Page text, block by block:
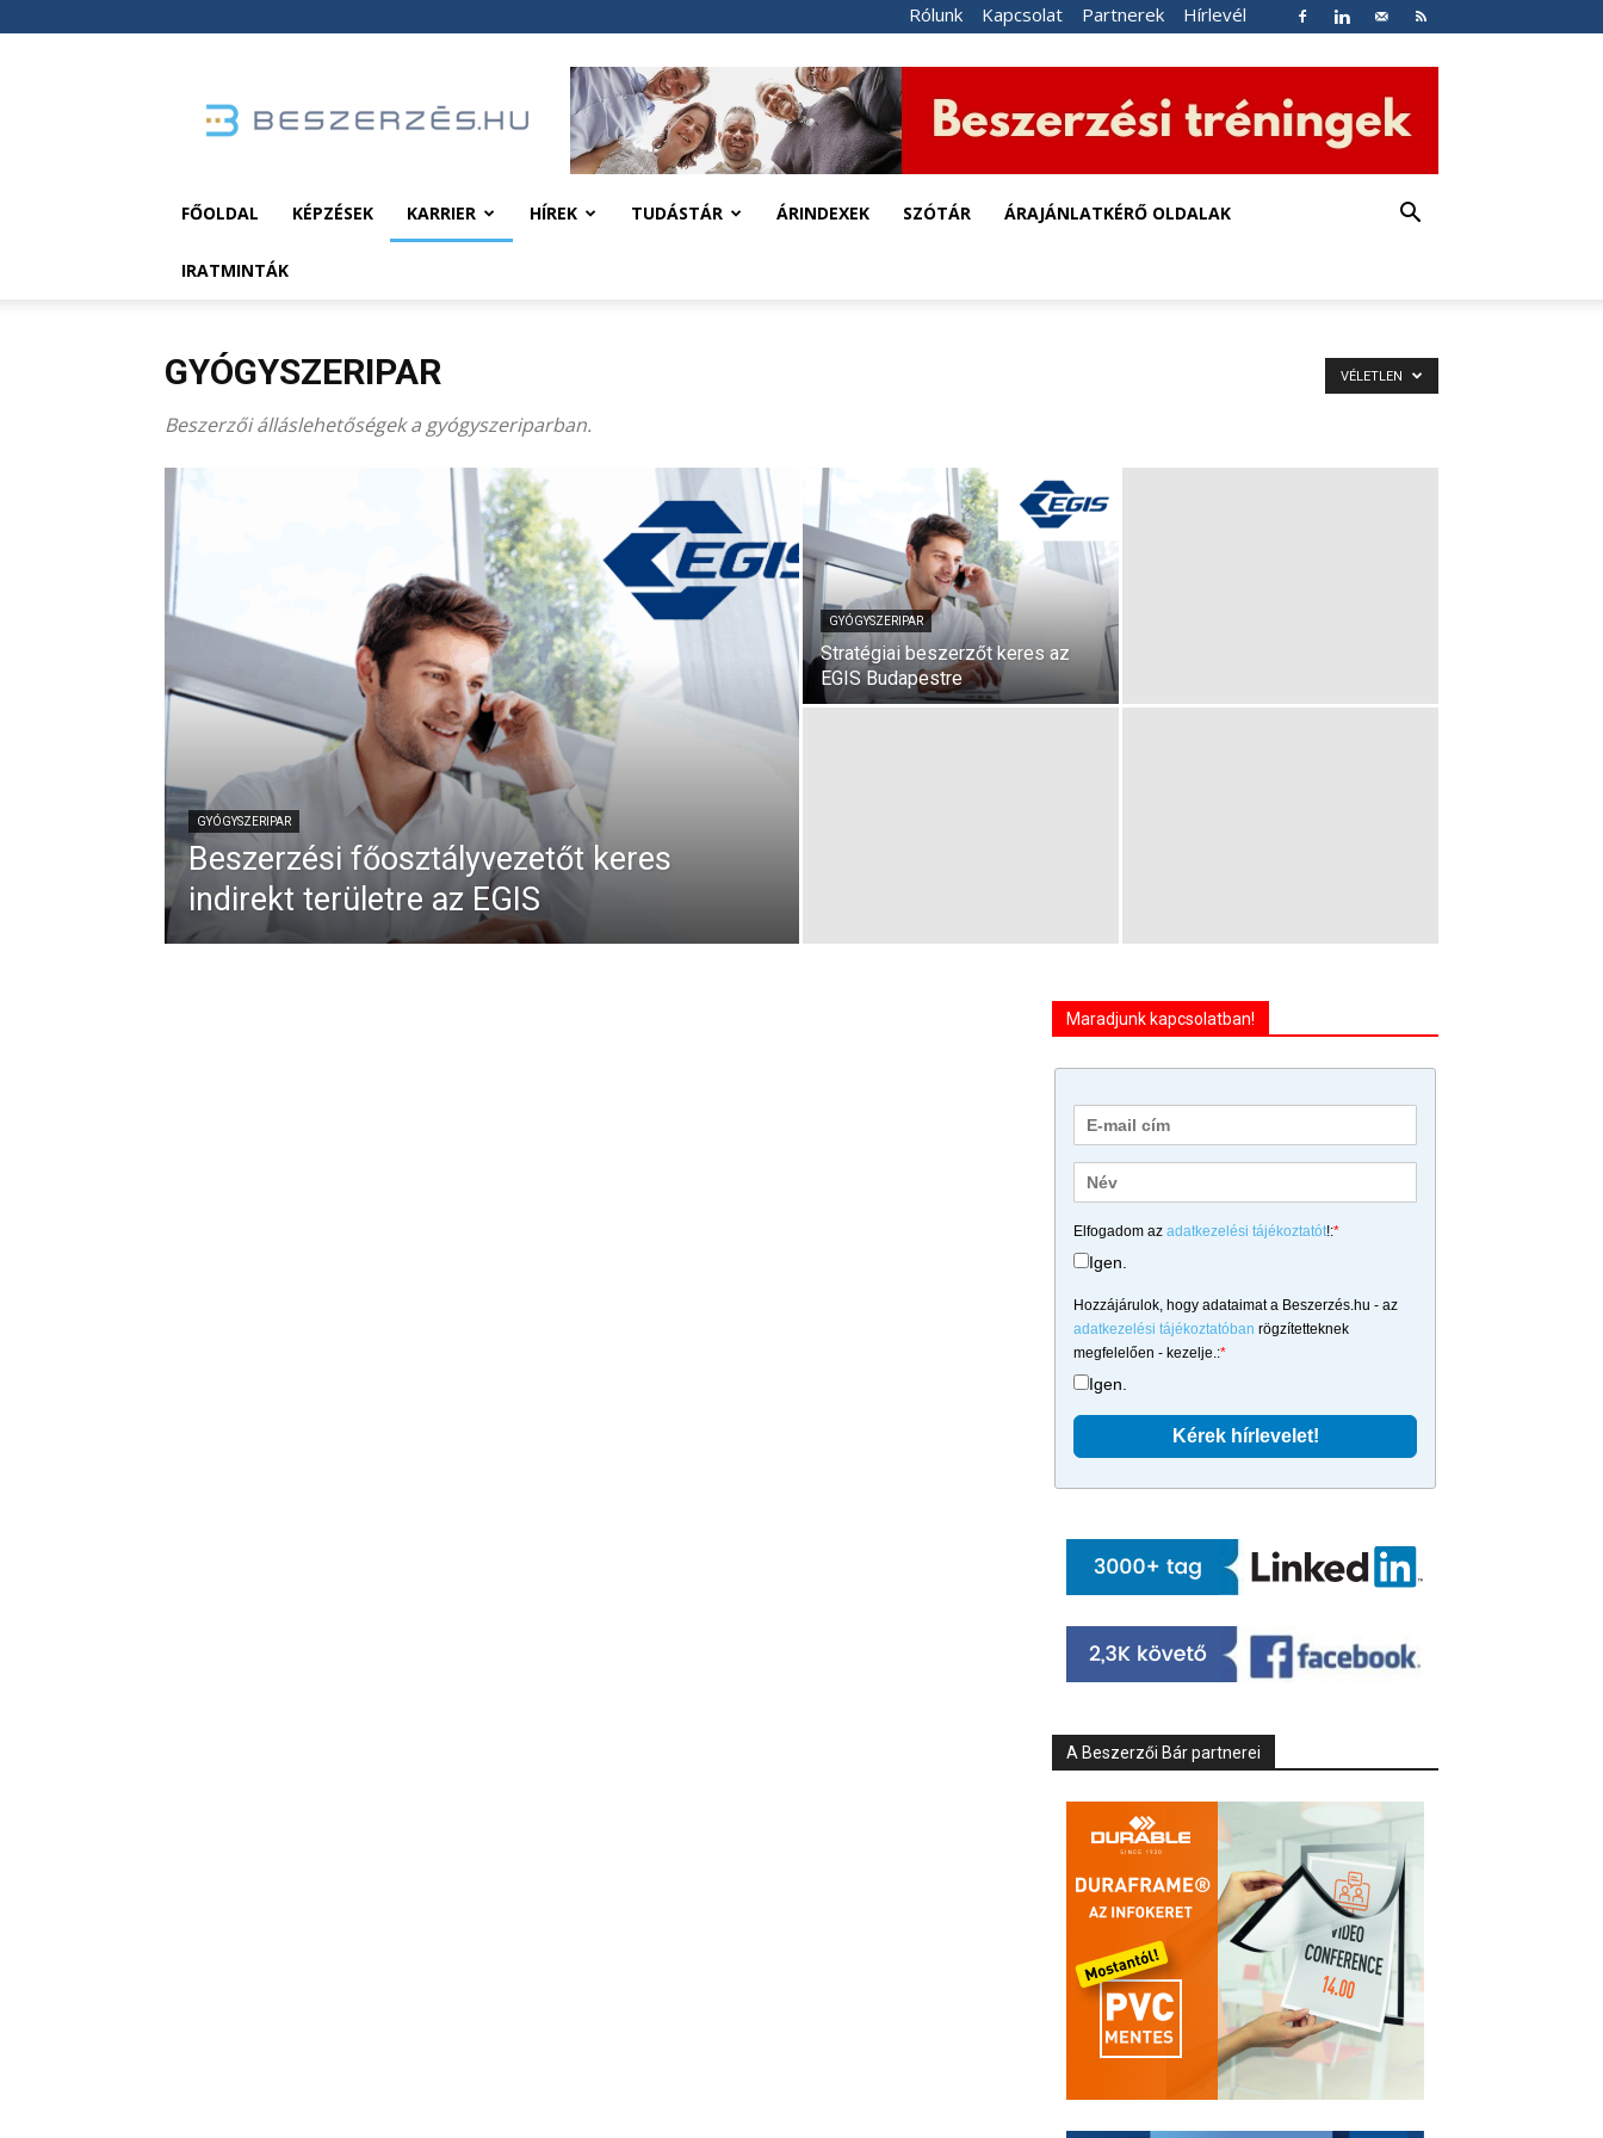
Rólunk Kapcsolat Partnerek Hírlevél
FŐOLDAL KÉPZÉSEK KARRIER HÍREK TUDÁSTÁR ÁRINDEXEK SZÓTÁR ÁRAJÁNLATKÉRŐ OLDALAK
IRATMINTÁK
GYÓGYSZERIPAR
Beszerzői álláslehetőségek a gyógyszeriparban.
VÉLETLEN
GYÓGYSZERIPAR
Beszerzési főosztályvezetőt keres
indirekt területre az EGIS
GYÓGYSZERIPAR
Stratégiai beszerzőt keres az
EGIS Budapestre
Maradjunk kapcsolatban!
Elfogadom az adatkezelési tájékoztatót!:*
Igen.
Hozzájárulok, hogy adataimat a Beszerzés.hu - az
adatkezelési tájékoztatóban rögzítetteknek
megfelelően - kezelje.:*
Igen.
A Beszerzői Bár partnerei